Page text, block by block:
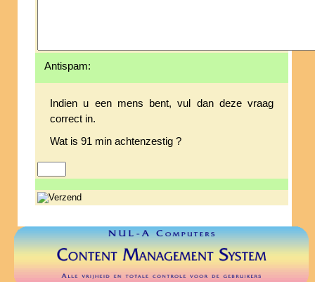
Antispam:
Indien u een mens bent, vul dan deze vraag
correct in.
Wat is 91 min achtenzestig ?